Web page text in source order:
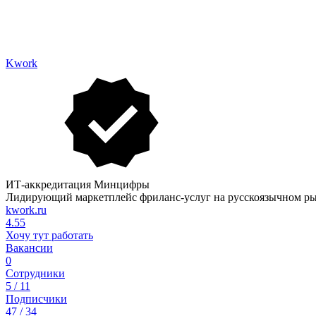
Kwork
ИТ-аккредитация Минцифры
Лидирующий маркетплейс фриланс-услуг на русскоязычном
kwork.ru
4.55
Хочу тут работать
Вакансии
0
Сотрудники
5 / 11
Подписчики
47 / 34